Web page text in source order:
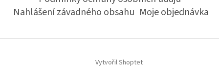
Nahlášení závadného obsahu Moje objednávka
Vytvořil Shoptet